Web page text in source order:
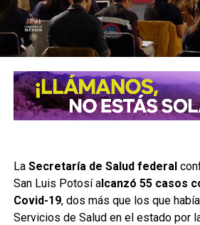
La Secretaría de Salud federal
San Luis Potosí alcanzó 55 casos
Covid-19, dos más que los que
Servicios de Salud en el estado por